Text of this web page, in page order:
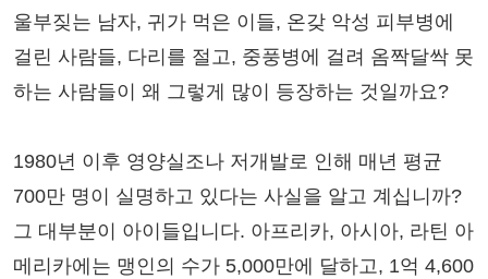
울부짖는 남자, 귀가 먹은 이들, 온갖 악성 피부병에
걸린 사람들, 다리를 절고, 중풍병에 걸려 옴짝달싹 못
하는 사람들이 왜 그렇게 많이 등장하는 것일까요?
1980년 이후 영양실조나 저개발로 인해 매년 평균
700만 명이 실명하고 있다는 사실을 알고 계십니까?
그 대부분이 아이들입니다. 아프리카, 아시아, 라틴 아
메리카에는 맹인의 수가 5,000만에 달하고, 1억 4,600